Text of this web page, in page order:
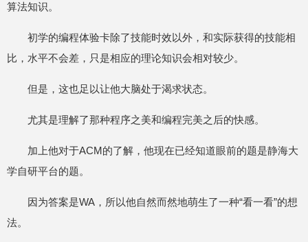
算法知识。
初学的编程体验卡除了技能时效以外，和实际获得的技能相
比，水平不会差，只是相应的理论知识会相对较少。
但是，这也足以让他大脑处于渴求状态。
尤其是理解了那种程序之美和编程完美之后的快感。
加上他对于ACM的了解，他现在已经知道眼前的题是静海大
学自研平台的题。
因为答案是WA，所以他自然而然地萌生了一种“看一看”的想
法。